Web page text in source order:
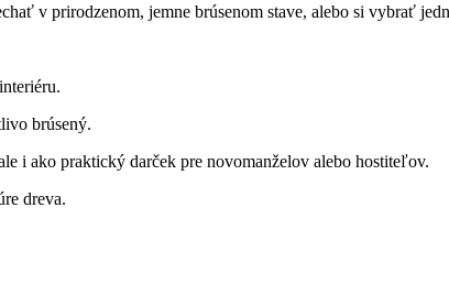
v prirodzenom, jemne brúsenom stave, alebo si vybrať
brúsený.
i ako praktický darček pre novomanželov alebo hostiteľov.
dreva.